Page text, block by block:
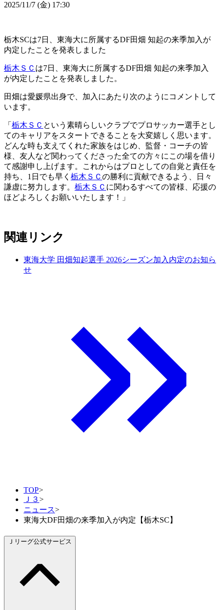
2025/11/7 (金) 17:30
栃木SCは7日、東海大に所属するDF田畑 知起の来季加入が
内定したことを発表しました
栃木ＳＣ は7日、東海大に所属するDF田畑 知起の来季加入
が内定したことを発表しました。
田畑は愛媛県出身で、加入にあたり次のようにコメントして
います。
「 栃木ＳＣ という素晴らしいクラブでプロサッカー選手とし
てのキャリアをスタートできることを大変嬉しく思います。
どんな時も支えてくれた家族をはじめ、監督・コーチの皆
様、友人など関わってくださった全ての方々にこの場を借り
て感謝申し上げます。これからはプロとしての自覚と責任を
持ち、1日でも早く 栃木ＳＣ の勝利に貢献できるよう、日々
謙虚に努力します。 栃木ＳＣ に関わるすべての皆様、応援の
ほどよろしくお願いいたします！」
関連リンク
東海大学 田畑知起選手 2026シーズン加入内定のお知ら
せ
TOP>
Ｊ３>
ニュース>
東海大DF田畑の来季加入が内定【栃木SC】
Ｊリーグ公式サービス